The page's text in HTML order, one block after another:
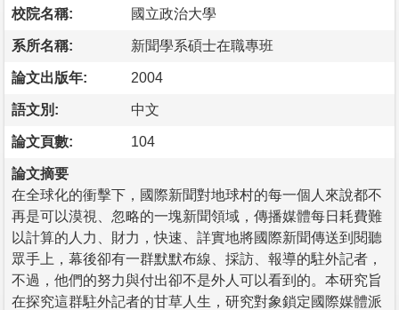
校院名稱: 國立政治大學
系所名稱: 新聞學系碩士在職專班
論文出版年: 2004
語文別: 中文
論文頁數: 104
論文摘要
在全球化的衝擊下，國際新聞對地球村的每一個人來說都不
再是可以漠視、忽略的一塊新聞領域，傳播媒體每日耗費難
以計算的人力、財力，快速、詳實地將國際新聞傳送到閱聽
眾手上，幕後卻有一群默默布線、採訪、報導的駐外記者，
不過，他們的努力與付出卻不是外人可以看到的。本研究旨
在探究這群駐外記者的甘草人生，研究對象鎖定國際媒體派